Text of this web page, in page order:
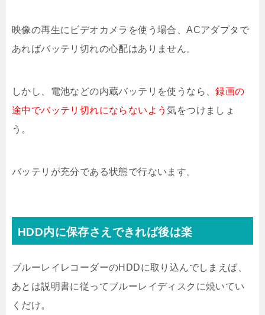
映像の再生にビデオカメラを使う場合、ACアダプタで
あればバッテリ切れの心配はありません。
しかし、電池などの内蔵バッテリを使うなら、録画の
途中でバッテリ切れにならないよう気をつけましょ
う。
バッテリが充分である状態で行ないます。
HDD内に保存さえできれば後は楽
ブルーレイレコーダーのHDDに取り込んでしまえば、
あとは説明書に従ってブルーレイディスクに焼いてい
くだけ。